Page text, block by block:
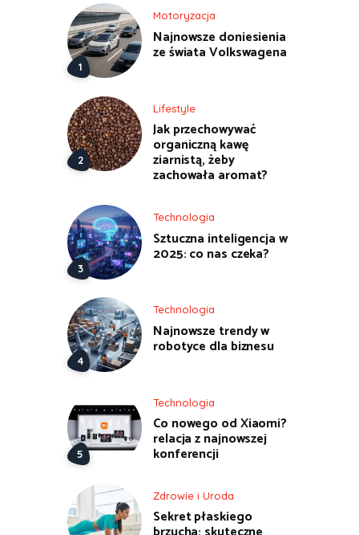
Motoryzacja
Najnowsze doniesienia
ze świata Volkswagena
Lifestyle
Jak przechowywać
organiczną kawę
ziarnistą, żeby
zachowała aromat?
Technologia
Sztuczna inteligencja w
2025: co nas czeka?
Technologia
Najnowsze trendy w
robotyce dla biznesu
Technologia
Co nowego od Xiaomi?
relacja z najnowszej
konferencji
Zdrowie i Uroda
Sekret płaskiego